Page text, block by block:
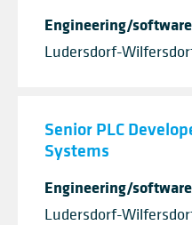
Engineering/software
Ludersdorf-
Senior PLC
Systems
Engineering/software
Ludersdorf-